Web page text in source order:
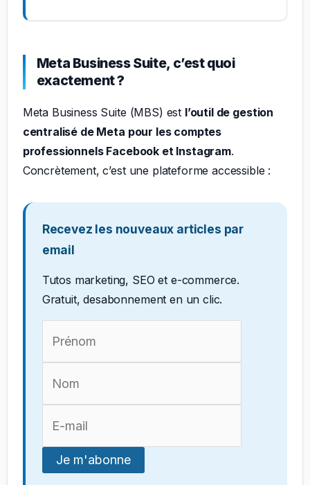
Meta Business Suite, c’est quoi
exactement ?
Meta Business Suite (MBS) est l’outil de gestion
centralisé de Meta pour les comptes
professionnels Facebook et Instagram.
Concrètement, c’est une plateforme accessible :
Recevez les nouveaux articles par
email
Tutos marketing, SEO et e-commerce.
Gratuit, desabonnement en un clic.